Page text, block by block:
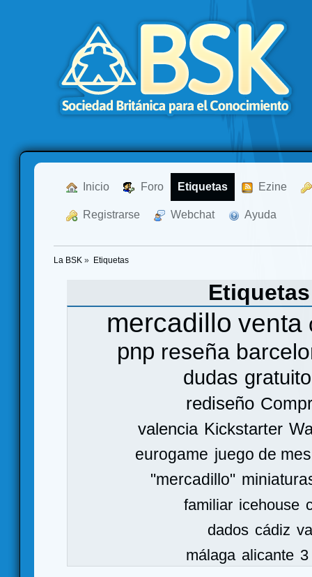
Inicio Foro Etiquetas Ezine
Registrarse Webchat Ayuda
La BSK » Etiquetas
mercadillo venta
pnp reseña
dudas gratuito
rediseño
valencia Kickstarter
eurogame juego de
"mercadillo"
familiar icehouse
dados cádiz
málaga alicante